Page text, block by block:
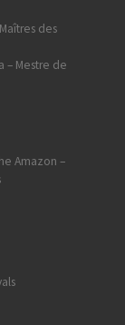
des
– Mestre de
Amazon –